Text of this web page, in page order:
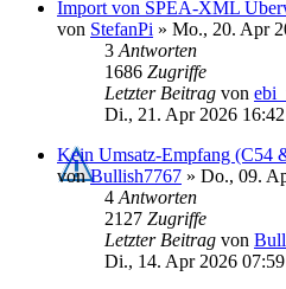
Import von SPEA-XML
von StefanPi » Mo., 20. Apr
3 Antworten
1686 Zugriffe
Letzter Beitrag von
Di., 21. Apr 2026 16:42
Kein Umsatz-Empfang (C54
vonBullish7767 » Do., 09.
4 Antworten
2127 Zugriffe
Letzter Beitrag von
Di., 14. Apr 2026 07:59